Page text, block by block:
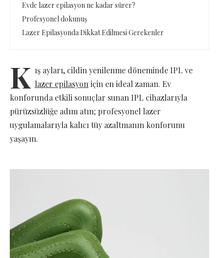
Evde lazer epilasyon ne kadar sürer?
Profesyonel dokunuş
Lazer Epilasyonda Dikkat Edilmesi Gerekenler
K ış ayları, cildin yenilenme döneminde IPL ve
lazer epilasyon için en ideal zaman. Ev
konforunda etkili sonuçlar sunan IPL cihazlarıyla
pürüzsüzlüğe adım atın; profesyonel lazer
uygulamalarıyla kalıcı tüy azaltmanın konforunu
yaşayın.